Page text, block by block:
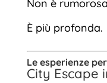
Non è
È più profonda.
Le esperienze
City Escape